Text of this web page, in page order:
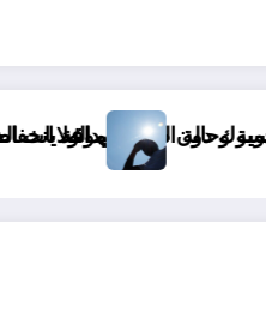
في ولايات الجزائر